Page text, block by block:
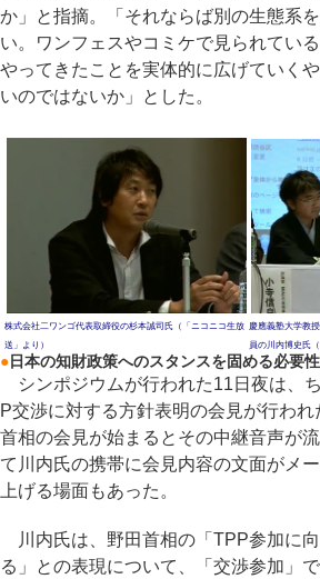
か」と指摘。「それならば別の生態系
い。ワンフェスやコミケで見られてい
やってきたことを実体的に広げていく
いのではないか」とした。
株式会社二ワンゴ代表取締役の杉本誠司氏（「ニコニコ生放
送」より）
慶應義塾大学教
員の川内博史氏
●日本の知財政策へのスタンスを固める必要性
シンポジウムが行われた11日夜は、
P交渉に対する方針表明の会見が行われ
首相の会見が始まるとその中継音声が
て川内氏の携帯に会見内容の文面がメ
上げる場面もあった。
川内氏は、野田首相の「TPP参加に
る」との表現について、「交渉参加」